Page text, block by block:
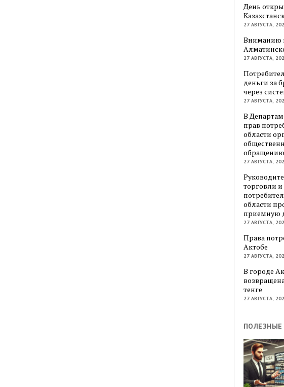
День
27 АВГУСТА,
Вниманию
27 АВГУСТА,
деньги за
через
27 АВГУСТА,
В
прав
области
27 АВГУСТА,
торговли
области
приемную
27 АВГУСТА,
Права
Актобе
27 АВГУСТА,
В городе
тенге
27 АВГУСТА,